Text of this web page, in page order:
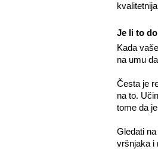
Je li to
Kada
na umu
Česta je
na to.
tome da
Gledati
vršnjaka i